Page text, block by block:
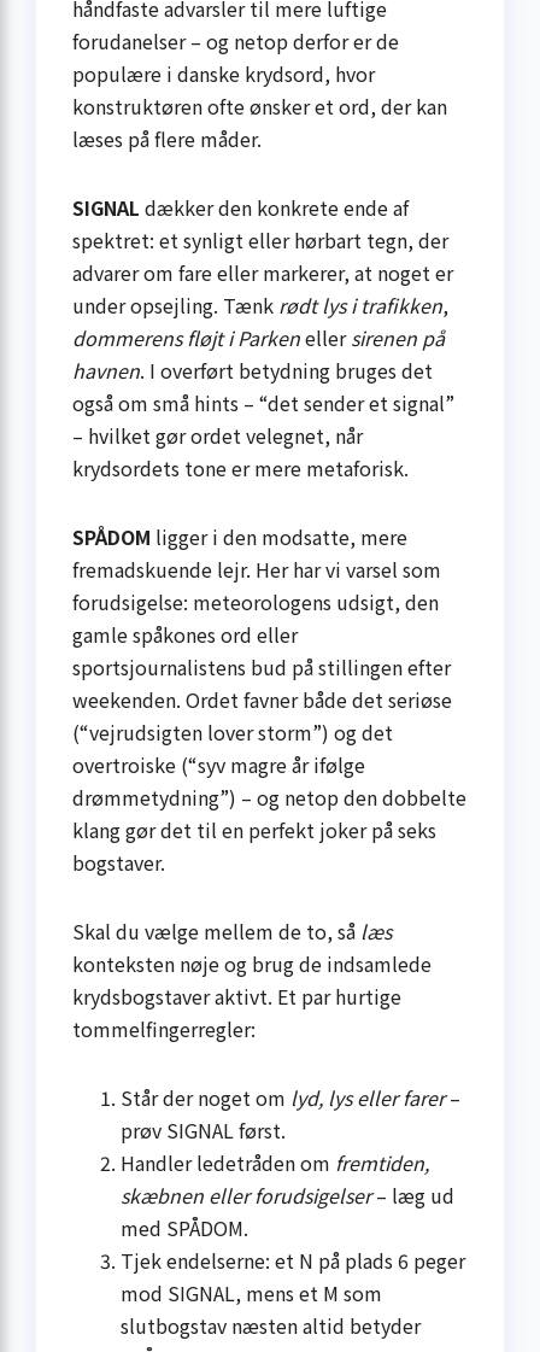
håndfaste advarsler til mere luftige
forudanelser – og netop derfor er de
populære i danske krydsord, hvor
konstruktøren ofte ønsker et ord, der kan
læses på flere måder.
SIGNAL dækker den konkrete ende af
spektret: et synligt eller hørbart tegn, der
advarer om fare eller markerer, at noget er
under opsejling. Tænk rødt lys i trafikken,
dommerens fløjt i Parkenellersirenen på
havnen. I overført betydning bruges det
også om små hints – “det sender et signal”
– hvilket gør ordet velegnet, når
krydsordets tone er mere metaforisk.
SPÅDOM ligger i den modsatte, mere
fremadskuende lejr. Her har vi varsel som
forudsigelse: meteorologens udsigt, den
gamle spåkones ord eller
sportsjournalistens bud på stillingen efter
weekenden. Ordet favner både det seriøse
(“vejrudsigten lover storm”) og det
overtroiske (“syv magre år ifølge
drømmetydning”) – og netop den dobbelte
klang gør det til en perfekt joker på seks
bogstaver.
Skal du vælge mellem de to, så læs
konteksten nøje og brug de indsamlede
krydsbogstaver aktivt. Et par hurtige
tommelfingerregler:
Står der noget om lyd, lys eller farer–
prøv SIGNAL først.
Handler ledetråden om fremtiden,
skæbnen eller forudsigelser– læg ud
med SPÅDOM.
Tjek endelserne: et N på plads 6 peger
mod SIGNAL, mens et M som
slutbogstav næsten altid betyder